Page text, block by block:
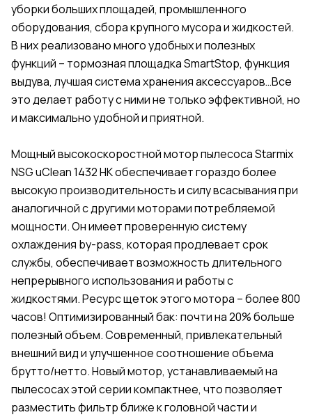
уборки больших площадей, промышленного
оборудования, сбора крупного мусора и жидкостей.
В них реализовано много удобных и полезных
функций – тормозная площадка SmartStop, функция
выдува, лучшая система хранения аксессуаров…Все
это делает работу с ними не только эффективной, но
и максимально удобной и приятной.
Мощный высокоскоростной мотор пылесоса Starmix
NSG uClean 1432 HK обеспечивает гораздо более
высокую производительность и силу всасывания при
аналогичной с другими моторами потребляемой
мощности. Он имеет проверенную систему
охлаждения by-pass, которая продлевает срок
службы, обеспечивает возможность длительного
непрерывного использования и работы с
жидкостями. Ресурс щеток этого мотора – более 800
часов! Оптимизированный бак: почти на 20% больше
полезный объем. Современный, привлекательный
внешний вид и улучшенное соотношение объема
брутто/нетто. Новый мотор, устанавливаемый на
пылесосах этой серии компактнее, что позволяет
разместить фильтр ближе к головной части и